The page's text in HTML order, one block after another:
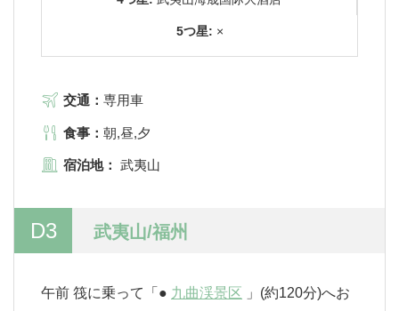
5つ星: ×
交通： 専用車
食事： 朝,昼,夕
宿泊地： 武夷山
D3 武夷山/福州
午前 筏に乗って「● 九曲渓景区 」(約120分)へお